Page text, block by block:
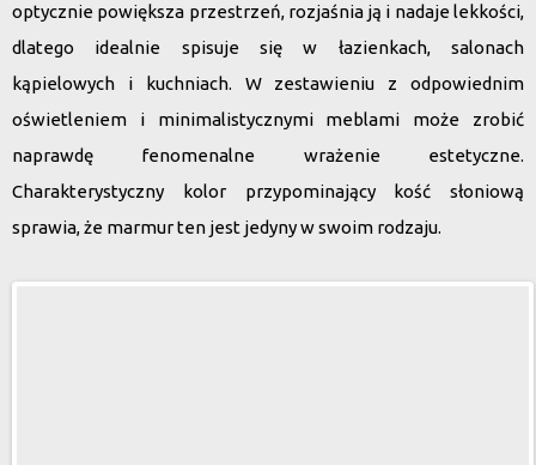
optycznie powiększa przestrzeń, rozjaśnia ją i nadaje lekkości,
dlatego idealnie spisuje się w łazienkach, salonach
kąpielowych i kuchniach. W zestawieniu z odpowiednim
oświetleniem i minimalistycznymi meblami może zrobić
naprawdę fenomenalne wrażenie estetyczne.
Charakterystyczny kolor przypominający kość słoniową
sprawia, że marmur ten jest jedyny w swoim rodzaju.